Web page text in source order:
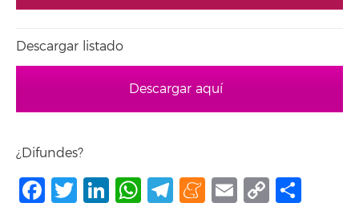
Descargar listado
Descargar aquí
¿Difundes?
Facebook
Twitter
LinkedIn
WhatsApp
Telegram
Meneame
Email
Copy